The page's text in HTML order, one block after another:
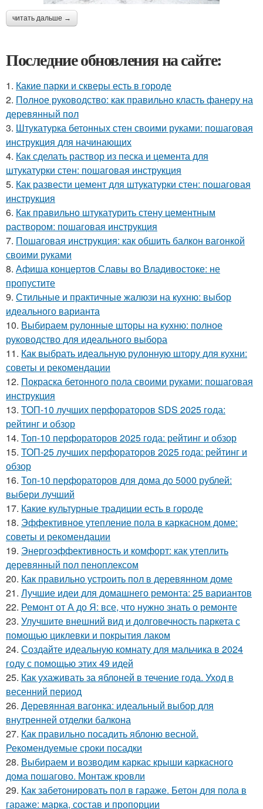
читать дальше →
Последние обновления на сайте:
1. Какие парки и скверы есть в городе
2. Полное руководство: как правильно класть фанеру на
деревянный пол
3. Штукатурка бетонных стен своими руками: пошаговая
инструкция для начинающих
4. Как сделать раствор из песка и цемента для
штукатурки стен: пошаговая инструкция
5. Как развести цемент для штукатурки стен: пошаговая
инструкция
6. Как правильно штукатурить стену цементным
раствором: пошаговая инструкция
7. Пошаговая инструкция: как обшить балкон вагонкой
своими руками
8. Афиша концертов Славы во Владивостоке: не
пропустите
9. Стильные и практичные жалюзи на кухню: выбор
идеального варианта
10. Выбираем рулонные шторы на кухню: полное
руководство для идеального выбора
11. Как выбрать идеальную рулонную штору для кухни:
советы и рекомендации
12. Покраска бетонного пола своими руками: пошаговая
инструкция
13. ТОП-10 лучших перфораторов SDS 2025 года:
рейтинг и обзор
14. Топ-10 перфораторов 2025 года: рейтинг и обзор
15. ТОП-25 лучших перфораторов 2025 года: рейтинг и
обзор
16. Топ-10 перфораторов для дома до 5000 рублей:
выбери лучший
17. Какие культурные традиции есть в городе
18. Эффективное утепление пола в каркасном доме:
советы и рекомендации
19. Энергоэффективность и комфорт: как утеплить
деревянный пол пеноплексом
20. Как правильно устроить пол в деревянном доме
21. Лучшие идеи для домашнего ремонта: 25 вариантов
22. Ремонт от А до Я: все, что нужно знать о ремонте
23. Улучшите внешний вид и долговечность паркета с
помощью циклевки и покрытия лаком
24. Создайте идеальную комнату для мальчика в 2024
году с помощью этих 49 идей
25. Как ухаживать за яблоней в течение года. Уход в
весенний период
26. Деревянная вагонка: идеальный выбор для
внутренней отделки балкона
27. Как правильно посадить яблоню весной.
Рекомендуемые сроки посадки
28. Выбираем и возводим каркас крыши каркасного
дома пошагово. Монтаж кровли
29. Как забетонировать пол в гараже. Бетон для пола в
гараже: марка, состав и пропорции